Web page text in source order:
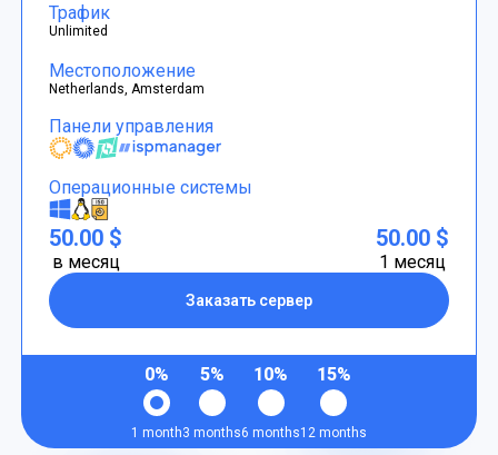
Трафик
Unlimited
Местоположение
Netherlands, Amsterdam
Панели управления
Операционные системы
50.00 $
в месяц
Заказать сервер
50.00 $
1 месяц
0%
1 month
5%
3 months
10%
6 months
15%
12 months